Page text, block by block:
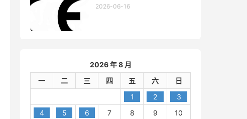
2026-06-16
2026 年 8 月
一
二 三 四 五 六
日
1
2
3
4
5 6 7 8 9
10